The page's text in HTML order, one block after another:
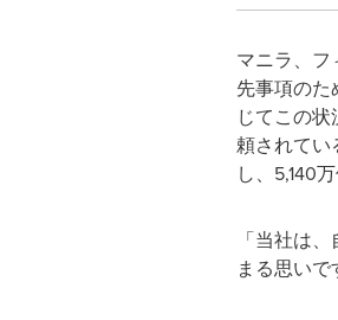
マニラ、
先事項のた
じてこの
頼されてい
し、5,140
「当社は
まる思いで